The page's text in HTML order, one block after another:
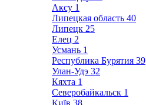
Аксу 1
Липецкая область 40
Липецк 25
Елец 2
Усмань 1
Республика Бурятия 39
Улан-Удэ 32
Кяхта 1
Северобайкальск 1
Київ 38